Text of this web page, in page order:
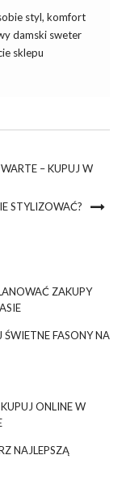
styl, komfort
damski sweter
sklepu
– KUPUJ W
STYLIZOWAĆ?
ZAKUPY
FASONY NA
ONLINE W
NAJLEPSZĄ